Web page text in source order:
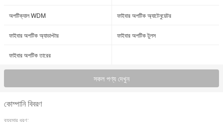
অপটিক্যাল WDM ফাইবার অপটিক অ্যাটেনুয়েটর
ফাইবার অপটিক অ্যাডাপ্টার ফাইবার অপটিক টুলস
ফাইবার অপটিক তারের
সকল পণ্য দেখুন
কোম্পানি বিবরণ
ব্যবসার ধরণ: